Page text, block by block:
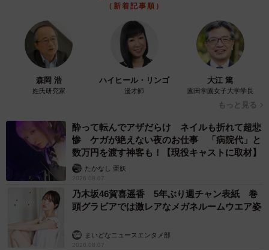
（新着記事順）
森岡 浩
姓氏研究家
ハイヒール・リンゴ
漫才師
大江 篤
園田学園女子大学学長
もっと見る
酔って転んでアザだらけ ネイルも折れて超悲
惨 ケガが絶えない夜のお仕事 「病院代」と
数万円を渡す神客も！【現役キャストに取材】
たかなし 亜妖
2026.08.07
乃木坂46賀喜遥香 5年ぶり週チャン表紙 巻
頭グラビアでは激レアなメガネルームウエア姿
まいどなニュースエンタメ部
2026.08.07